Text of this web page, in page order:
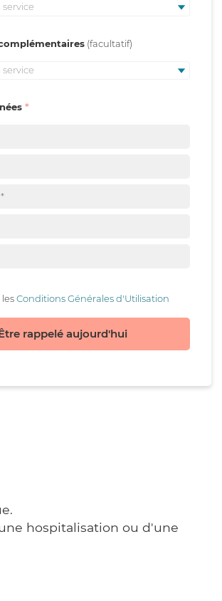
service
service
Conditions Générales d'Utilisation
rappelé aujourd'hui
hospitalisation ou d'une